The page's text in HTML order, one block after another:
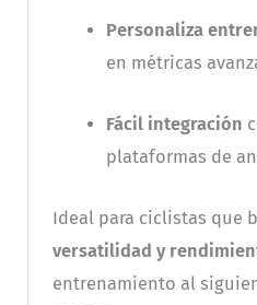
Personaliza
en métricas
Fácil integración
plataformas de
Ideal para ciclistas que
versatilidad y
entrenamiento al